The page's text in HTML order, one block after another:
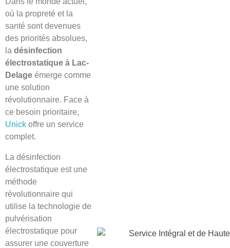
où la propreté et la
santé sont devenues
des priorités absolues,
la désinfection
électrostatique à Lac-
Delage émerge comme
une solution
révolutionnaire. Face à
ce besoin prioritaire,
Unick offre un service
complet.
La désinfection
électrostatique est une
méthode
révolutionnaire qui
utilise la technologie de
pulvérisation
électrostatique pour
assurer une couverture